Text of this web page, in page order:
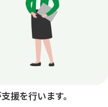
援を行います。